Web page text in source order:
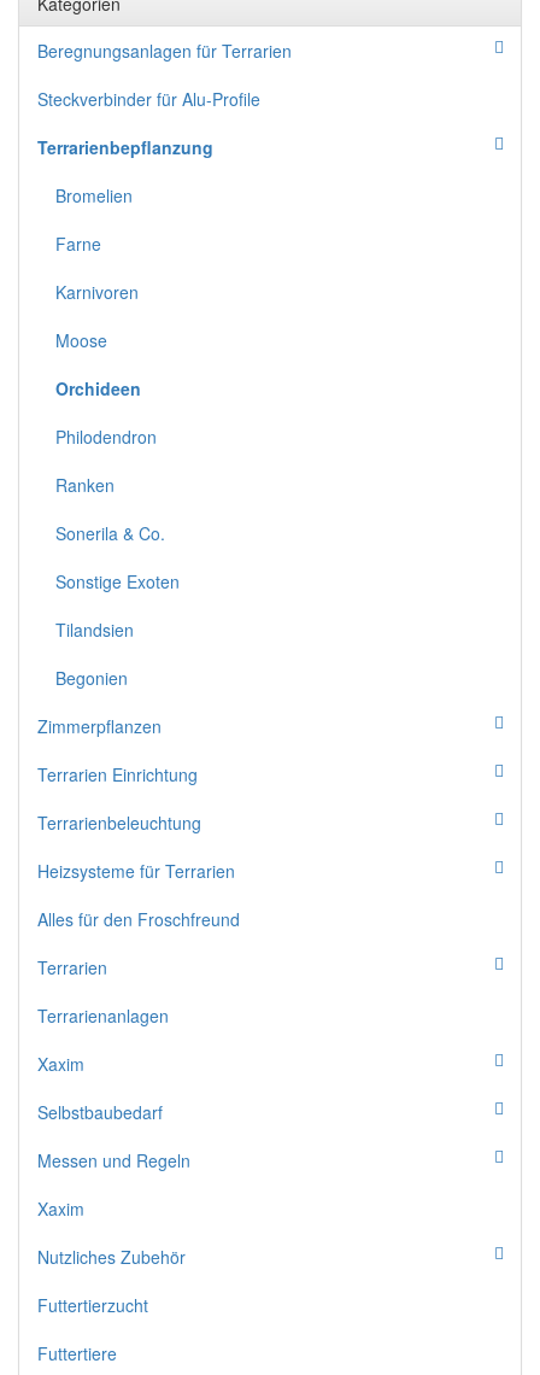
Beregnungsanlagen für Terrarien
Steckverbinder für Alu-Profile
Terrarienbepflanzung
Bromelien
Farne
Karnivoren
Moose
Orchideen
Philodendron
Ranken
Sonerila & Co.
Sonstige Exoten
Tilandsien
Begonien
Zimmerpflanzen
Terrarien Einrichtung
Terrarienbeleuchtung
Heizsysteme für Terrarien
Alles für den Froschfreund
Terrarien
Terrarienanlagen
Xaxim
Selbstbaubedarf
Messen und Regeln
Xaxim
Nutzliches Zubehör
Futtertierzucht
Futtertiere